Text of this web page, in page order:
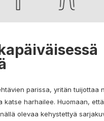
parissa, yritän tuijottaa
katse harhailee. Huomaan,
olevaa kehystettyä